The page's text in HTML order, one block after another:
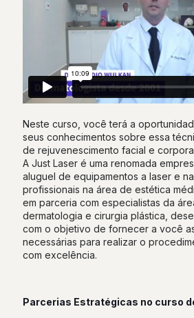
Neste curso, você terá a
seus conhecimentos sobre essa
de rejuvenescimento facial e
A Just Laser é uma renomada
aluguel de equipamentos a laser e
profissionais na área de estética
em parceria com especialistas da
dermatologia e cirurgia plástica,
com o objetivo de fornecer a você
necessárias para realizar o
com excelência.
Parcerias Estratégicas no curso